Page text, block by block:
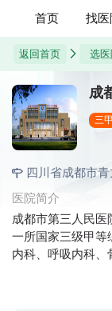
首页 找医
返回首页 选医
成
三甲
四川省成都市
医院简介
成都市第三人民医
一所国家三级甲等
内科、呼吸内科、